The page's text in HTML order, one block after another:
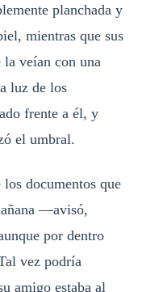
planchada y
mientras que sus
la veían con una
luz de los
frente a él, y
el umbral.
documentos que
—avisó,
por dentro
vez podría
amigo estaba al